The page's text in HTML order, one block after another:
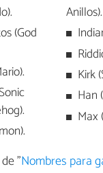
(God
Anillos).
Kirk
Han
Max
"Nombres para